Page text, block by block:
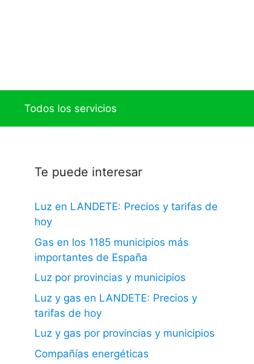
Todos los servicios
Te puede interesar
Luz en LANDETE: Precios y tarifas de
hoy
Gas en los 1185 municipios más
importantes de España
Luz por provincias y municipios
Luz y gas en LANDETE: Precios y
tarifas de hoy
Luz y gas por provincias y municipios
Compañías energéticas